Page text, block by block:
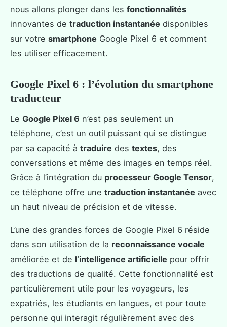
nous allons plonger dans les fonctionnalités
innovantes de traduction instantanée disponibles
sur votre smartphone Google Pixel 6 et comment
les utiliser efficacement.
Google Pixel 6 : l’évolution du smartphone
traducteur
Le Google Pixel 6 n’est pas seulement un
téléphone, c’est un outil puissant qui se distingue
par sa capacité à traduire des textes, des
conversations et même des images en temps réel.
Grâce à l’intégration du processeur Google Tensor,
ce téléphone offre une traduction instantanée avec
un haut niveau de précision et de vitesse.
L’une des grandes forces de Google Pixel 6 réside
dans son utilisation de la reconnaissance vocale
améliorée et de l’intelligence artificielle pour offrir
des traductions de qualité. Cette fonctionnalité est
particulièrement utile pour les voyageurs, les
expatriés, les étudiants en langues, et pour toute
personne qui interagit régulièrement avec des